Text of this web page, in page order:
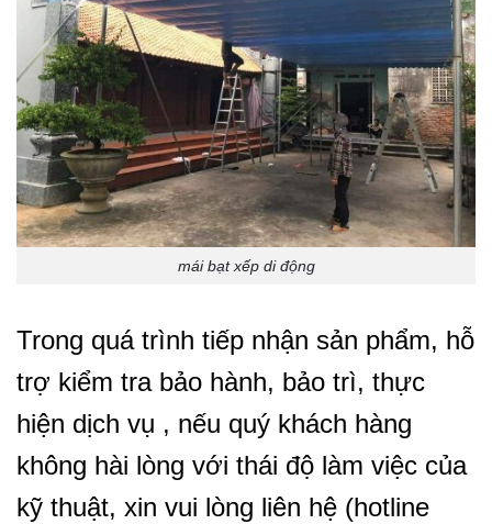
mái bạt xếp di động
Trong quá trình tiếp nhận sản phẩm, hỗ
trợ kiểm tra bảo hành, bảo trì, thực
hiện dịch vụ , nếu quý khách hàng
không hài lòng với thái độ làm việc của
kỹ thuật, xin vui lòng liên hệ (hotline